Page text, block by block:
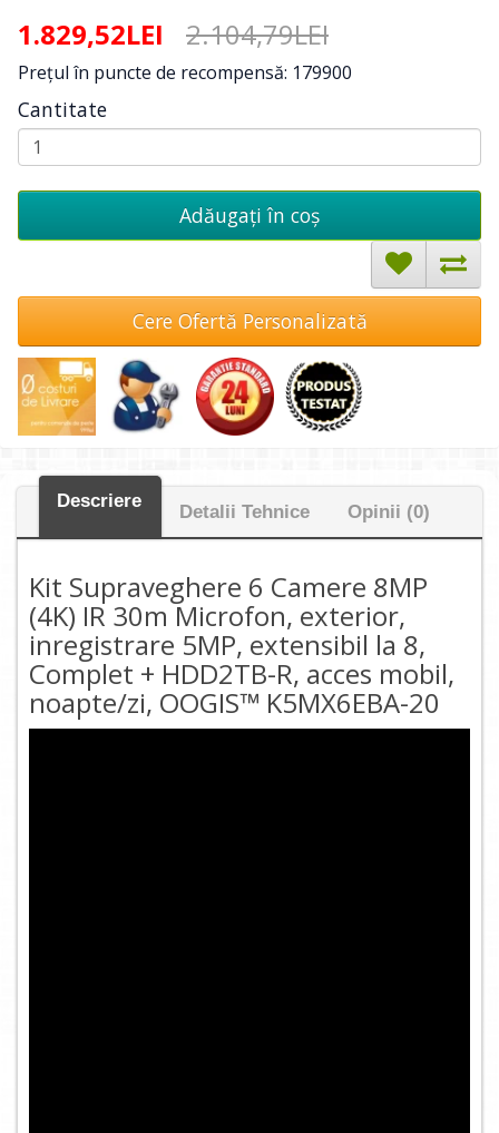
1.829,52LEI 2.104,79LEI
Preţul în puncte de recompensă: 179900
Cantitate
Adăugați în coş
Cere Ofertă Personalizată
Descriere
Detalii Tehnice Opinii (0)
Kit Supraveghere 6 Camere 8MP
(4K) IR 30m Microfon, exterior,
inregistrare 5MP, extensibil la 8,
Complet + HDD2TB-R, acces mobil,
noapte/zi, OOGIS™ K5MX6EBA-20